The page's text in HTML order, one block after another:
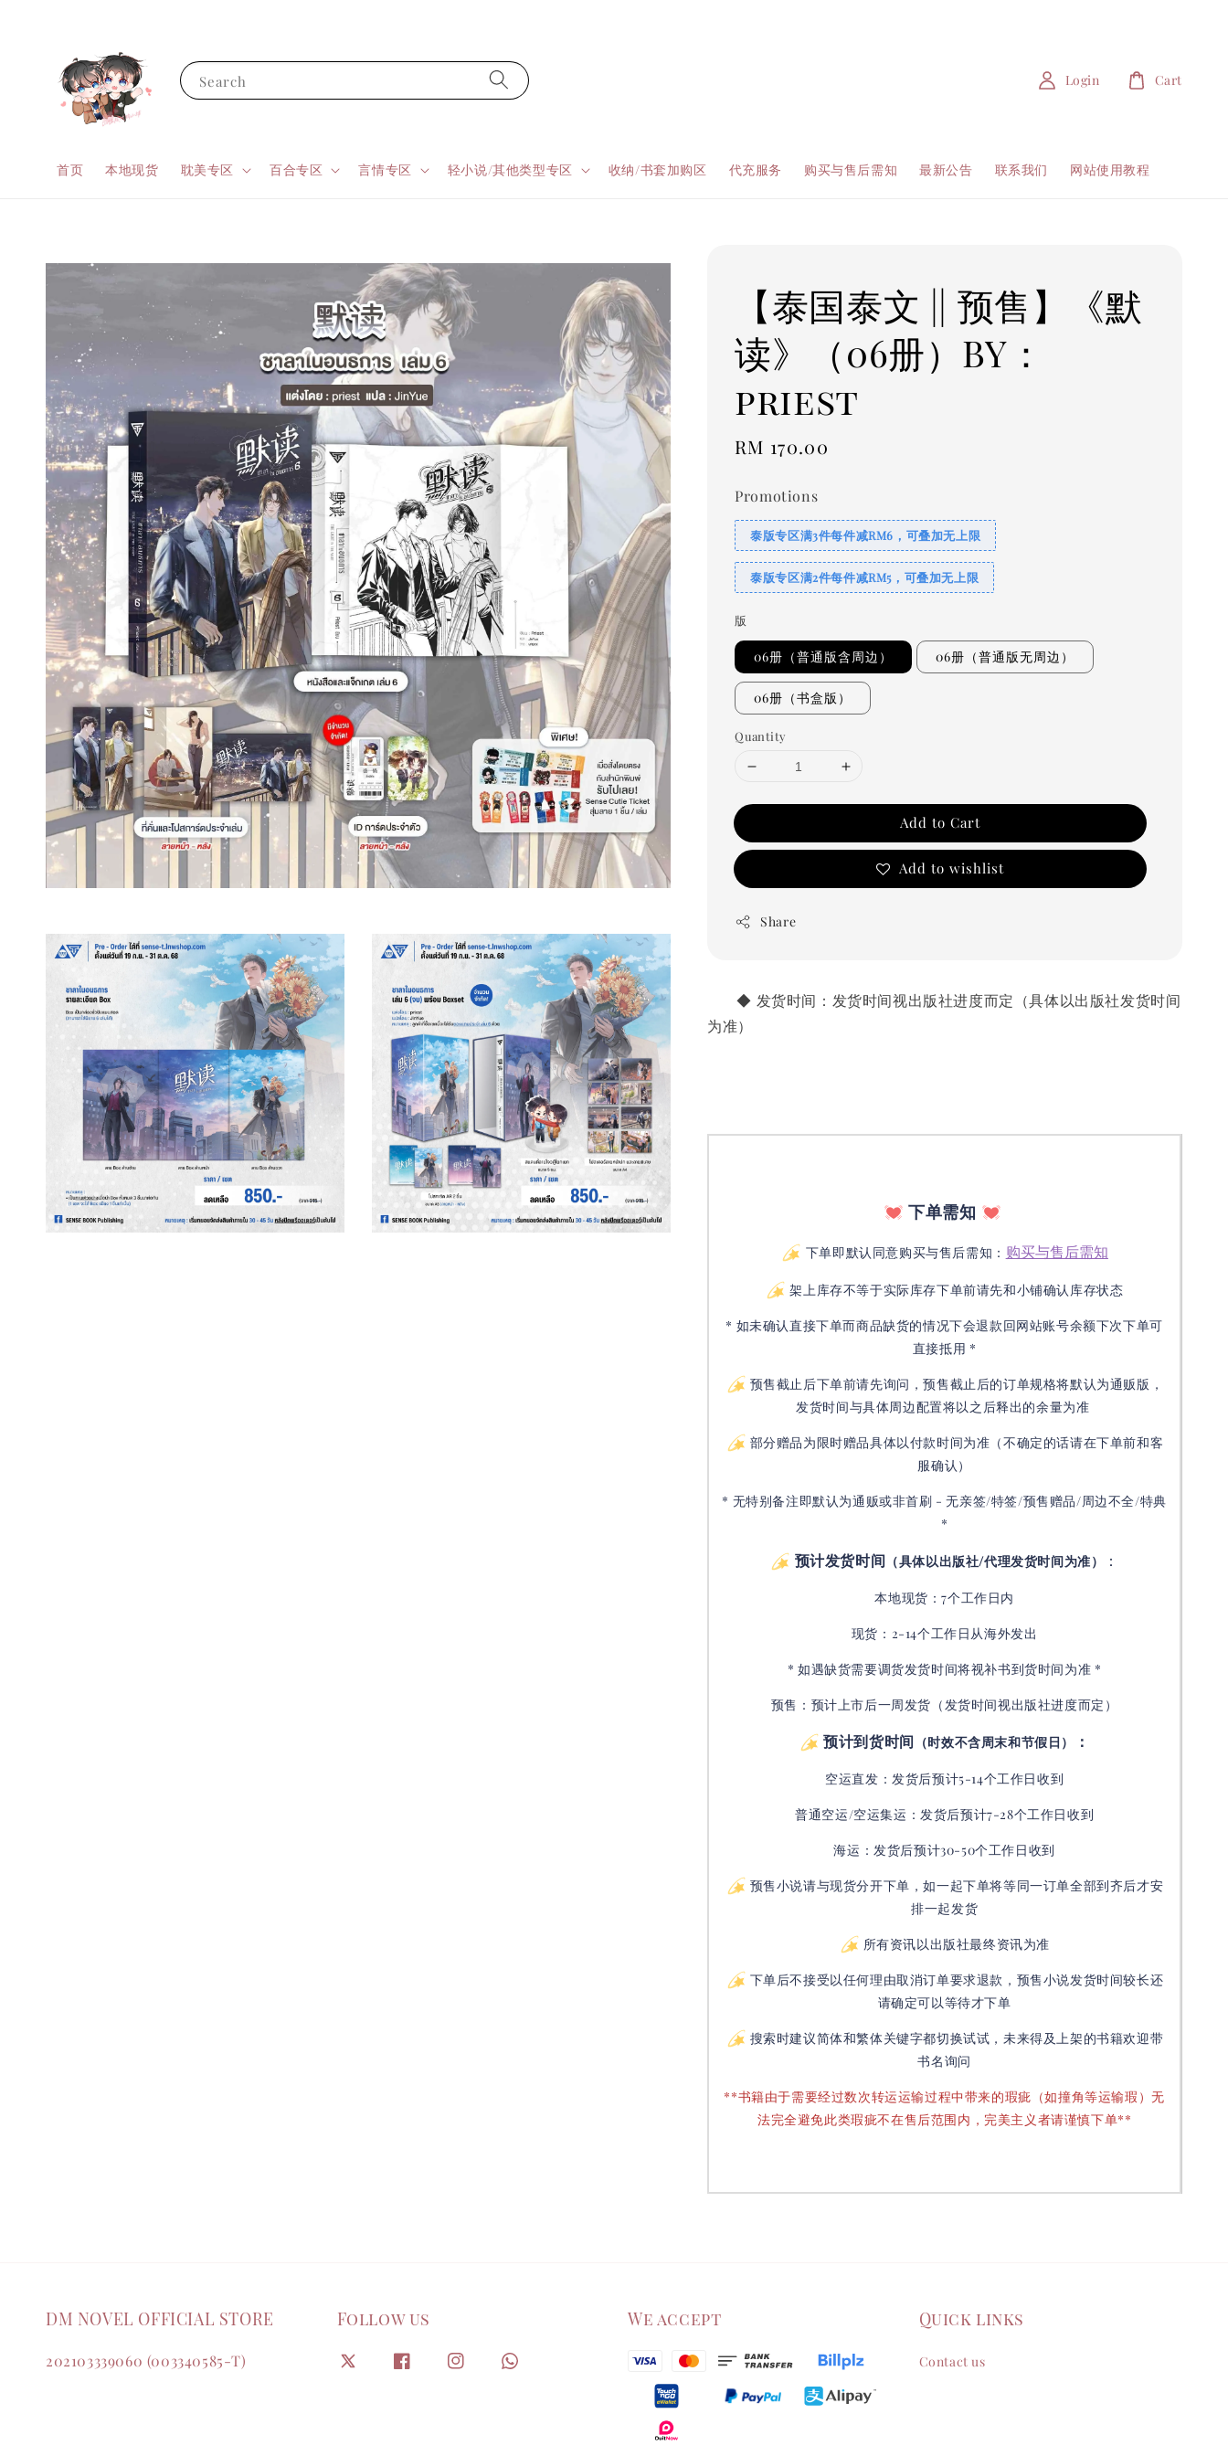
Search
首页 本地现货 耽美专区 百合专区 言情专区 轻小说/其他类型专区 收纳/书套加购区 代充服务 购买与售后需知 最新公告 联系我们 网站使用教程
Login Cart
【泰国泰文 || 预售】《默
读》（06册）BY：
priest
Regular
RM 170.00
Promotions
泰版专区满3件每件减RM6，可叠加无上限
泰版专区满2件每件减RM5，可叠加无上限
版
06册（普通版含周边） 06册（普通版无周边）
06册（书盒版）
Quantity
Add to Cart
Add to wishlist
Share
◆ 发货时间：发货时间视出版社进度而定（具体以出版社发货时间
为准）
下单需知
下单即默认同意购买与售后需知： 购买与售后需知
架上库存不等于实际库存下单前请先和小铺确认库存状态
* 如未确认直接下单而商品缺货的情况下会退款回网站账号余额下次下单可
直接抵用 *
预售截止后下单前请先询问，预售截止后的订单规格将默认为通贩版，
发货时间与具体周边配置将以之后释出的余量为准
部分赠品为限时赠品具体以付款时间为准（不确定的话请在下单前和客
服确认）
* 无特别备注即默认为通贩或非首刷 - 无亲签/特签/预售赠品/周边不全/特典
*
预计发货时间 （具体以出版社/代理发货时间为准） ：
本地现货：7个工作日内
现货：2-14个工作日从海外发出
* 如遇缺货需要调货发货时间将视补书到货时间为准 *
预售：预计上市后一周发货（发货时间视出版社进度而定 ）
预计到货时间 （时效不含周末和节假日） ：
空运直发：发货后预计5-14个工作日收到
普通空运/空运集运：发货后预计7-28个工作日收到
海运：发货后预计30-50个工作日收到
预售小说请与现货分开下单，如一起下单将等同一订单全部到齐后才安
排一起发货
所有资讯以出版社最终资讯为准
下单后不接受以任何理由取消订单要求退款，预售小说发货时间较长还
请确定可以等待才下单
搜索时建议简体和繁体关键字都切换试试，未来得及上架的书籍欢迎带
书名询问
**书籍由于需要经过数次转运运输过程中带来的瑕疵（如撞角等运输瑕）无
法完全避免此类瑕疵不在售后范围内，完美主义者请谨慎下单**
DM NOVEL OFFICIAL STORE
202103339060 (003340585-T)
Follow us We accept Quick links
Contact us